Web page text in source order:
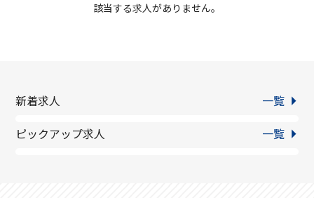
該当する求人がありません。
新着求人
一覧
ピックアップ求人
一覧